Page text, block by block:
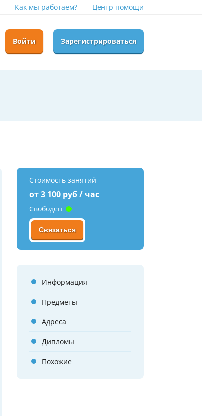
Как мы работаем? Центр помощи
Войти Зарегистрироваться
Стоимость занятий
от 3 100 руб / час
Свободен
Связаться
Информация
Предметы
Адреса
Дипломы
Похожие